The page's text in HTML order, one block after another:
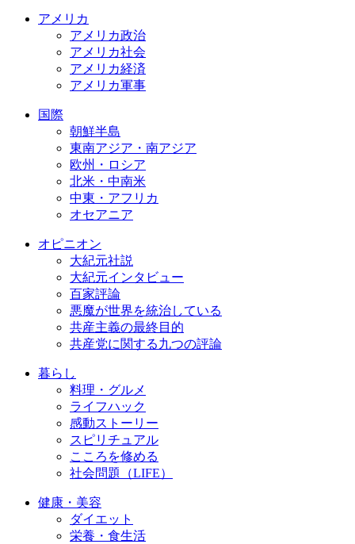
アメリカ
アメリカ政治
アメリカ社会
アメリカ経済
アメリカ軍事
国際
朝鮮半島
東南アジア・南アジア
欧州・ロシア
北米・中南米
中東・アフリカ
オセアニア
オピニオン
大紀元社説
大紀元インタビュー
百家評論
悪魔が世界を統治している
共産主義の最終目的
共産党に関する九つの評論
暮らし
料理・グルメ
ライフハック
感動ストーリー
スピリチュアル
こころを修める
社会問題（LIFE）
健康・美容
ダイエット
栄養・食生活